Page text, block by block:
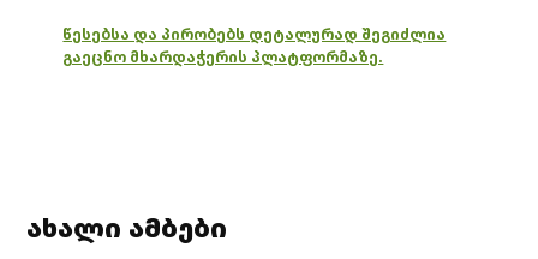
წესებსა და პირობებს დეტალურად შეგიძლია
გაეცნო მხარდაჭერის პლატფორმაზე.
ახალი ამბები